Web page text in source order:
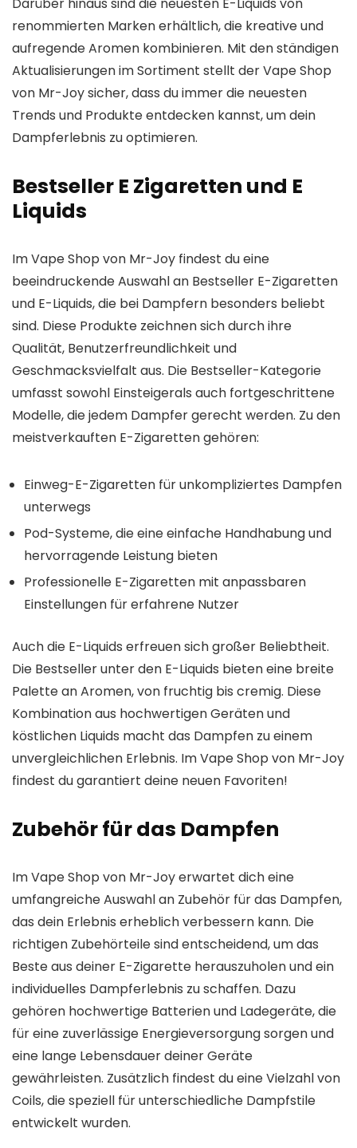
renommierten Marken erhältlich, die kreative und
aufregende Aromen kombinieren. Mit den ständigen
Aktualisierungen im Sortiment stellt der Vape Shop
von Mr-Joy sicher, dass du immer die neuesten
Trends und Produkte entdecken kannst, um dein
Dampferlebnis zu optimieren.
Bestseller E Zigaretten und E
Liquids
Im Vape Shop von Mr-Joy findest du eine
beeindruckende Auswahl an Bestseller E-Zigaretten
und E-Liquids, die bei Dampfern besonders beliebt
sind. Diese Produkte zeichnen sich durch ihre
Qualität, Benutzerfreundlichkeit und
Geschmacksvielfalt aus. Die Bestseller-Kategorie
umfasst sowohl Einsteigerals auch fortgeschrittene
Modelle, die jedem Dampfer gerecht werden. Zu den
meistverkauften E-Zigaretten gehören:
Einweg-E-Zigaretten für unkompliziertes Dampfen
unterwegs
Pod-Systeme, die eine einfache Handhabung und
hervorragende Leistung bieten
Professionelle E-Zigaretten mit anpassbaren
Einstellungen für erfahrene Nutzer
Auch die E-Liquids erfreuen sich großer Beliebtheit.
Die Bestseller unter den E-Liquids bieten eine breite
Palette an Aromen, von fruchtig bis cremig. Diese
Kombination aus hochwertigen Geräten und
köstlichen Liquids macht das Dampfen zu einem
unvergleichlichen Erlebnis. Im Vape Shop von Mr-Joy
findest du garantiert deine neuen Favoriten!
Zubehör für das Dampfen
Im Vape Shop von Mr-Joy erwartet dich eine
umfangreiche Auswahl an Zubehör für das Dampfen,
das dein Erlebnis erheblich verbessern kann. Die
richtigen Zubehörteile sind entscheidend, um das
Beste aus deiner E-Zigarette herauszuholen und ein
individuelles Dampferlebnis zu schaffen. Dazu
gehören hochwertige Batterien und Ladegeräte, die
für eine zuverlässige Energieversorgung sorgen und
eine lange Lebensdauer deiner Geräte
gewährleisten. Zusätzlich findest du eine Vielzahl von
Coils, die speziell für unterschiedliche Dampfstile
entwickelt wurden.